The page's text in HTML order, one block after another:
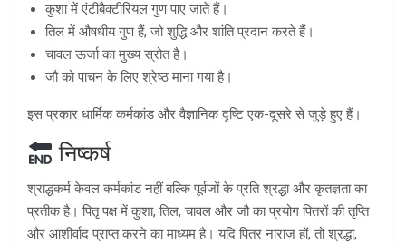
कुशा में एंटीबैक्टीरियल गुण पाए जाते हैं।
तिल में औषधीय गुण हैं, जो शुद्धि और शांति प्रदान करते हैं।
चावल ऊर्जा का मुख्य स्रोत है।
जौ को पाचन के लिए श्रेष्ठ माना गया है।
इस प्रकार धार्मिक कर्मकांड और वैज्ञानिक दृष्टि एक-दूसरे से जुड़े हुए हैं।
निष्कर्ष
श्राद्धकर्म केवल कर्मकांड नहीं बल्कि पूर्वजों के प्रति श्रद्धा और कृतज्ञता का
प्रतीक है। पितृ पक्ष में कुशा, तिल, चावल और जौ का प्रयोग पितरों की तृप्ति
और आशीर्वाद प्राप्त करने का माध्यम है। यदि पितर नाराज हों, तो श्रद्धा,